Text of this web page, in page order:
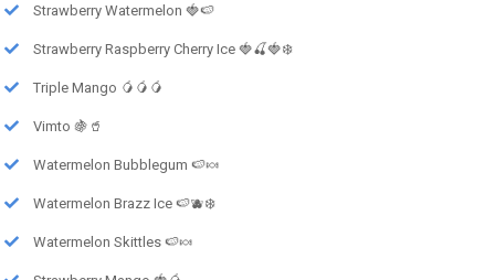
Strawberry Watermelon 🍓🍉
Strawberry Raspberry Cherry Ice 🍓🍒🍓❄️
Triple Mango 🥭🥭🥭
Vimto 🍇🥤
Watermelon Bubblegum 🍉🍬
Watermelon Brazz Ice 🍉🫐❄️
Watermelon Skittles 🍉🍬